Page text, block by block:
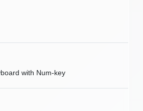
with Num-key